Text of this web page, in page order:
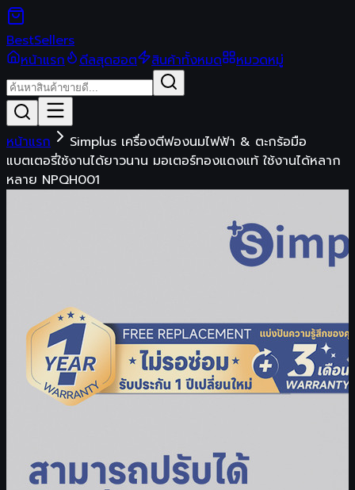
BestSellers
หน้าแรก
ดีลสุดฮอต สินค้าทั้งหมด หมวดหมู่
หน้าแรก
Simplus เครื่องตีฟองนมไฟฟ้า & ตะกร้อมือ
แบตเตอรี่ใช้งานได้ยาวนาน มอเตอร์ทองแดงแท้ ใช้งานได้หลาก
หลาย NPQH001